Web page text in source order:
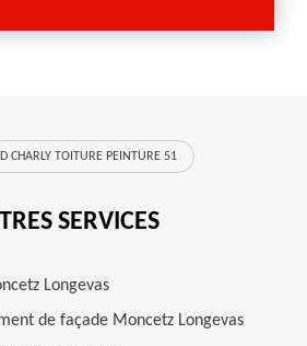
CHARLY TOITURE PEINTURE 51
SERVICES
Longevas
de façade Moncetz Longevas